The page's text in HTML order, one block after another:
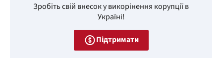
Зробіть свій внесок у викорінення корупції в
Україні!
Підтримати